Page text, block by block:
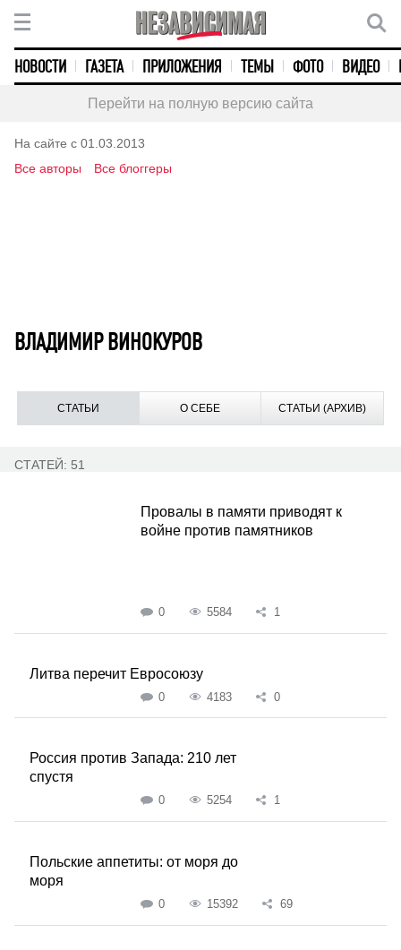
НОВОСТИ ГАЗЕТА ПРИЛОЖЕНИЯ ТЕМЫ ФОТО ВИДЕО
Перейти на полную версию сайта
На сайте с 01.03.2013
Все авторы
Все блоггеры
ВЛАДИМИР ВИНОКУРОВ
СТАТЬИ О СЕБЕ СТАТЬИ (АРХИВ)
СТАТЕЙ: 51
Провалы в памяти приводят к
войне против памятников
0 5584 1
Литва перечит Евросоюзу
0 4183 0
Россия против Запада: 210 лет
спустя
0 5254 1
Польские аппетиты: от моря до
моря
0 15392 69